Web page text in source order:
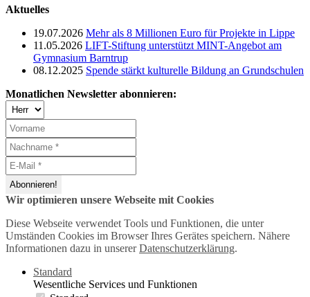
Aktuelles
19.07.2026 Mehr als 8 Millionen Euro für Projekte in Lippe
11.05.2026 LIFT-Stiftung unterstützt MINT-Angebot am
Gymnasium Barntrup
08.12.2025 Spende stärkt kulturelle Bildung an Grundschulen
Monatlichen Newsletter abonnieren:
Wir optimieren unsere Webseite mit Cookies
Diese Webseite verwendet Tools und Funktionen, die unter
Umständen Cookies im Browser Ihres Gerätes speichern. Nähere
Informationen dazu in unsererDatenschutzerklärung.
Standard
Wesentliche Services und Funktionen